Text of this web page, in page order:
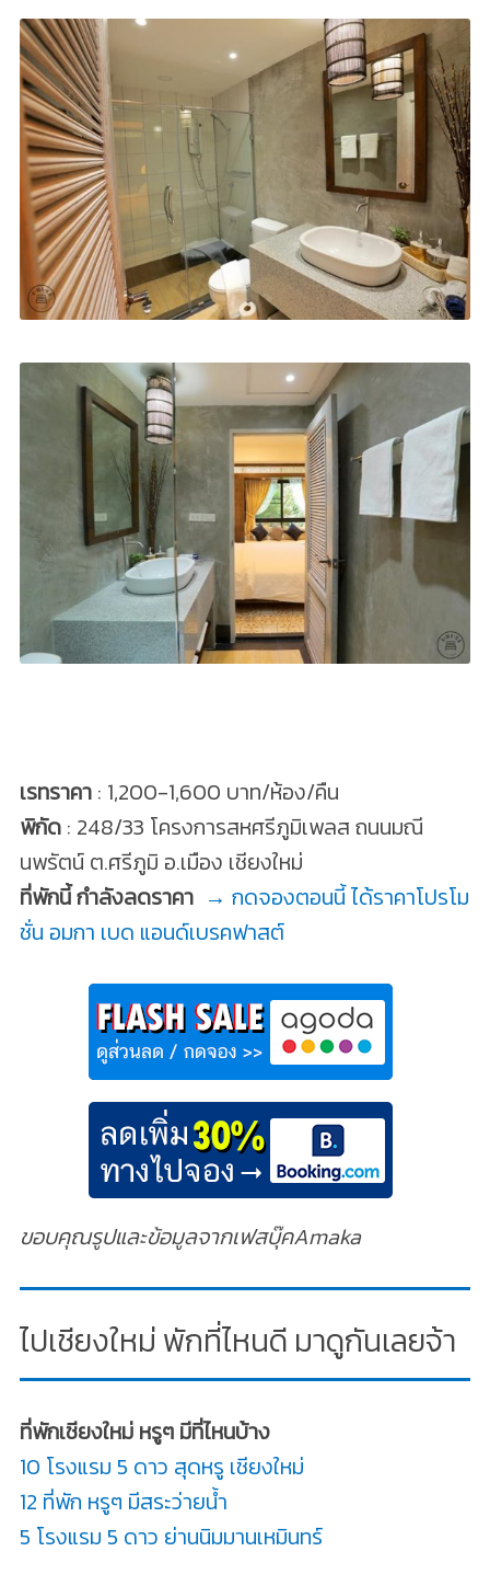
เรทราคา: 1,200-1,600 บาท/ห้อง/คืน
พิกัด: 248/33 โครงการสหศรีภูมิเพลส ถนนมณี
นพรัตน์ ต.ศรีภูมิ อ.เมือง เชียงใหม่
ที่พักนี้ กำลังลดราคา → กดจองตอนนี้ ได้ราคาโปรโม
ชั่น อมกา เบด แอนด์เบรคฟาสต์
ขอบคุณรูปและข้อมูลจากเฟสบุ๊คAmaka
ไปเชียงใหม่ พักที่ไหนดี มาดูกันเลยจ้า
ที่พักเชียงใหม่ หรูๆ มีที่ไหนบ้าง
10 โรงแรม 5 ดาว สุดหรู เชียงใหม่
12 ที่พัก หรูๆ มีสระว่ายน้ำ
5 โรงแรม 5 ดาว ย่านนิมมานเหมินทร์